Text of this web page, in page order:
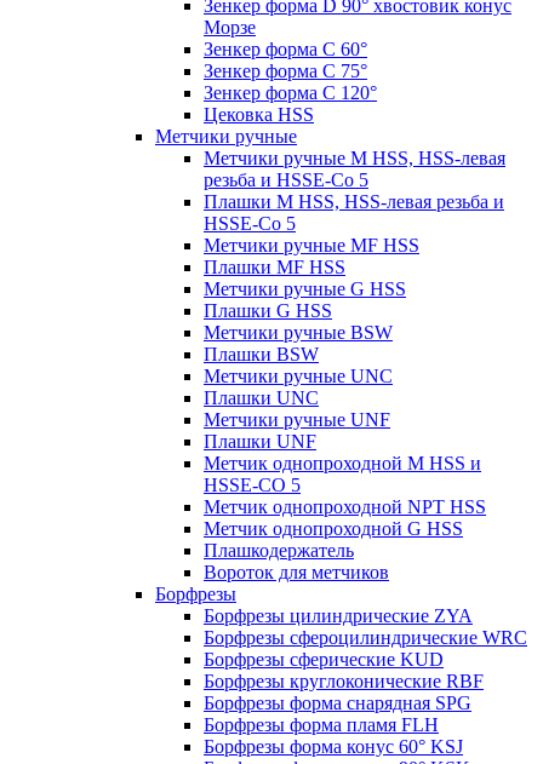
Зенкер форма D 90° хвостовик конус
Морзе
Зенкер форма С 60°
Зенкер форма С 75°
Зенкер форма С 120°
Цековка HSS
Метчики ручные
Метчики ручные M HSS, HSS-левая
резьба и HSSE-Co 5
Плашки M HSS, HSS-левая резьба и
HSSE-Co 5
Метчики ручные MF HSS
Плашки MF HSS
Метчики ручные G HSS
Плашки G HSS
Метчики ручные BSW
Плашки BSW
Метчики ручные UNC
Плашки UNC
Метчики ручные UNF
Плашки UNF
Метчик однопроходной M HSS и
HSSE-CO 5
Метчик однопроходной NPT HSS
Метчик однопроходной G HSS
Плашкодержатель
Вороток для метчиков
Борфрезы
Борфрезы цилиндрические ZYA
Борфрезы сфероцилиндрические WRC
Борфрезы сферические KUD
Борфрезы круглоконические RBF
Борфрезы форма снарядная SPG
Борфрезы форма пламя FLH
Борфрезы форма конус 60° KSJ